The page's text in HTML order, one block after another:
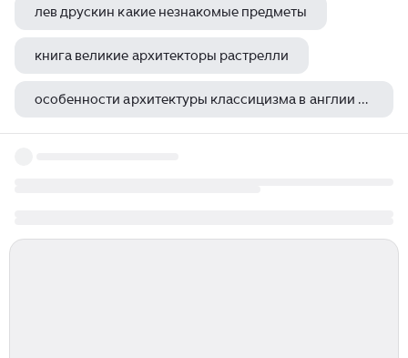
лев друскин какие незнакомые предметы
книга великие архитекторы растрелли
особенности архитектуры классицизма в англии архитекторы иниго джонс и кристофер рен